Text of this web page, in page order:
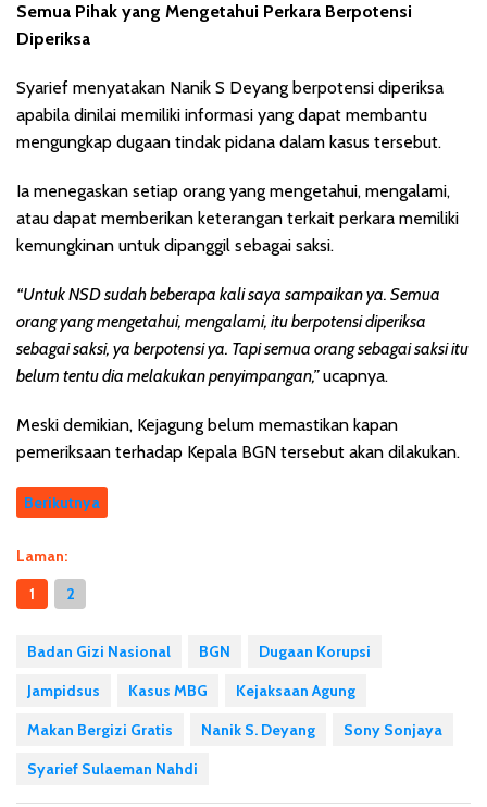
Semua Pihak yang Mengetahui Perkara Berpotensi
Diperiksa
Syarief menyatakan Nanik S Deyang berpotensi diperiksa
apabila dinilai memiliki informasi yang dapat membantu
mengungkap dugaan tindak pidana dalam kasus tersebut.
Ia menegaskan setiap orang yang mengetahui, mengalami,
atau dapat memberikan keterangan terkait perkara memiliki
kemungkinan untuk dipanggil sebagai saksi.
“Untuk NSD sudah beberapa kali saya sampaikan ya. Semua
orang yang mengetahui, mengalami, itu berpotensi diperiksa
sebagai saksi, ya berpotensi ya. Tapi semua orang sebagai saksi itu
belum tentu dia melakukan penyimpangan,”ucapnya.
Meski demikian, Kejagung belum memastikan kapan
pemeriksaan terhadap Kepala BGN tersebut akan dilakukan.
Berikutnya
Laman:
1
2
Badan Gizi Nasional BGN
Dugaan Korupsi
Jampidsus
Kasus MBG
Kejaksaan Agung
Makan Bergizi Gratis
Nanik S. Deyang
Sony Sonjaya
Syarief Sulaeman Nahdi